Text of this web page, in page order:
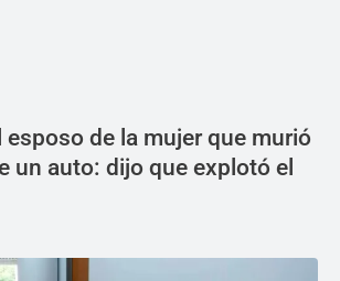
esposo de la mujer que murió
un auto: dijo que explotó el